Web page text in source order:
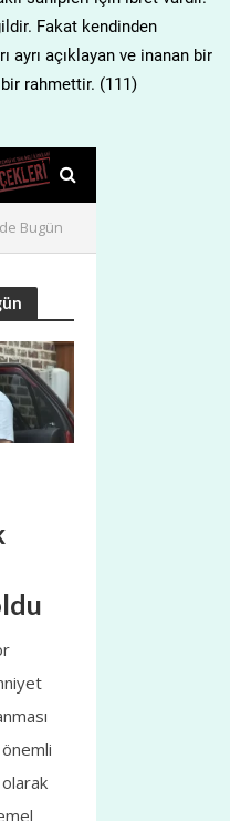
Fakat kendinden
ayrı açıklayan ve inanan bir
rahmettir. (111)